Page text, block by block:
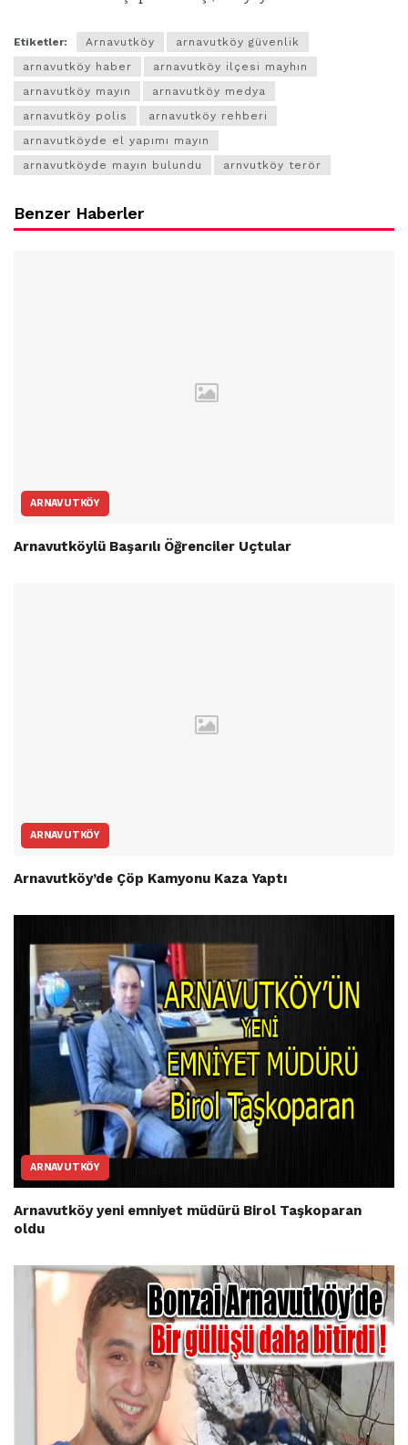
Etiketler: Arnavutköy
arnavutköy güvenlik
arnavutköy haber
arnavutköy ilçesi mayhın
arnavutköy mayın
arnavutköy medya
arnavutköy polis
arnavutköy rehberi
arnavutköyde el yapımı mayın
arnavutköyde mayın bulundu
arnvutköy terör
Benzer Haberler
ARNAVUTKÖY
Arnavutköylü Başarılı Öğrenciler Uçtular
ARNAVUTKÖY
Arnavutköy’de Çöp Kamyonu Kaza Yaptı
ARNAVUTKÖY
Arnavutköy yeni emniyet müdürü Birol Taşkoparan
oldu